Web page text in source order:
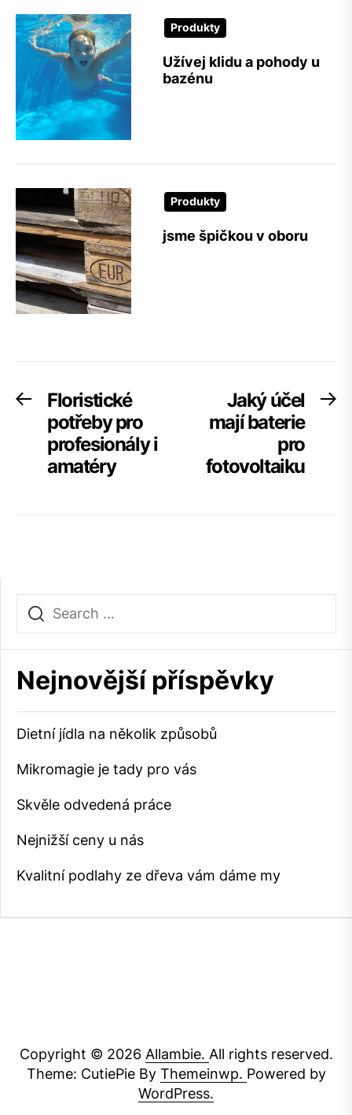
Produkty
Užívej klidu a pohody u
bazénu
Produkty
jsme špičkou v oboru
Navigace
pro
příspěvek
Previous
post:
Floristické
potřeby pro
profesionály i
amatéry
Jaký účel
mají baterie
pro
fotovoltaiku
Nejnovější příspěvky
Dietní jídla na několik způsobů
Mikromagie je tady pro vás
Skvěle odvedená práce
Nejnižší ceny u nás
Kvalitní podlahy ze dřeva vám dáme my
Copyright © 2026 Allambie. All rights reserved.
Theme: CutiePie By Themeinwp. Powered by
WordPress.